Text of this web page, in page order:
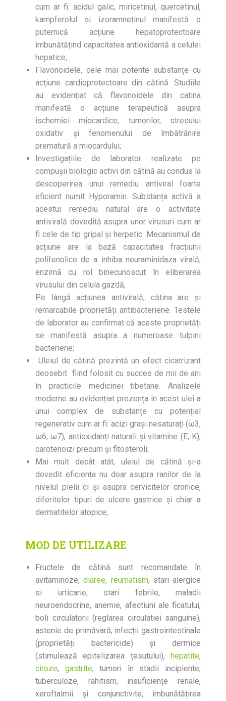
cum ar fi: acidul galic, miricetinul, quercetinul,
kampferolul și izoramnetinul manifestă o
puternică acțiune hepatoprotectoare
îmbunătățind capacitatea antioxidantă a celulei
hepatice;
Flavonoidele, cele mai potente substanțe cu
acțiune cardioprotectoare din cătină. Studiile
au evidențiat că flavonoidele din catina
manifestă o acțiune terapeutică asupra
ischemiei miocardice, tumorilor, stresului
oxidativ și fenomenului de îmbătrânire
prematură a miocardului;
Investigațiile de laborator realizate pe
compușii biologic activi din cătină au condus la
descoperirea unui remediu antiviral foarte
eficient numit Hyporamin. Substanța activă a
acestui remediu natural are o activitate
antivirală dovedită asupra unor virusuri cum ar
fi cele de tip gripal și herpetic. Mecanismul de
acțiune are la bază capacitatea fracțiunii
polifenolice de a inhiba neuraminidaza virală,
enzimă cu rol binecunoscut în eliberarea
virusului din celula gazdă;
Pe lângă acțiunea antivirală, cătina are și
remarcabile proprietăți antibacteriene. Testele
de laborator au confirmat că aceste proprietăți
se manifestă asupra a numeroase tulpini
bacteriene;
Uleiul de cătină prezintă un efect cicatrizant
deosebit fiind folosit cu succes de mii de ani
în practicile medicinei tibetane. Analizele
moderne au evidențiat prezența în acest ulei a
unui complex de substanțe cu potențial
regenerativ cum ar fi: acizi grași nesaturați (ω3,
ω6, ω7), antioxidanți naturali și vitamine (E, K),
carotenoizi precum și fitosteroli;
Mai mult decât atât, uleiul de cătină și-a
dovedit eficiența nu doar asupra ranilor de la
nivelul pielii ci și asupra cervicitelor cronice,
diferitelor tipuri de ulcere gastrice și chiar a
dermatitelor atopice;
MOD DE UTILIZARE
Fructele de cătină sunt recomandate în
avitaminoze, diaree, reumatism,stari alergice
si urticarie, stari febrile, maladii
neuroendocrine, anemie, afectiuni ale ficatului,
boli circulatorii (reglarea circulatiei sanguine),
astenie de primăvară, infecții gastrointestinale
(proprietăți bactericide) și dermice
(stimulează epitelizarea țesutului),
hepatite,
ciroze, gastrite,tumori în stadii incipiente,
tuberculoze, rahitism, insuficiențe renale,
xeroftalmii și conjunctivite, îmbunătățirea